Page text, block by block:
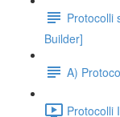
Protocolli
Builder]
A)
Protocolli